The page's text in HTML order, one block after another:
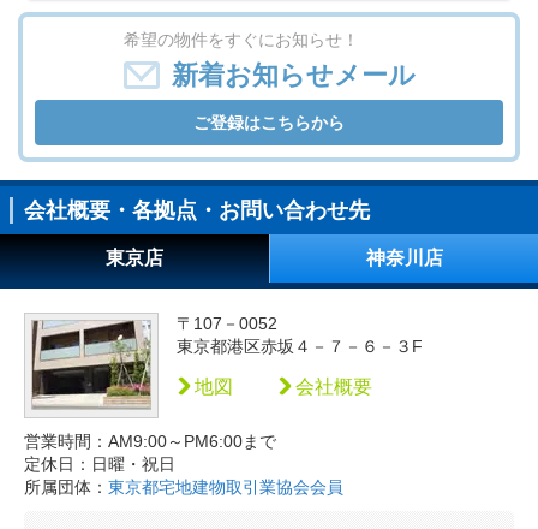
希望の物件をすぐにお知らせ！
新着お知らせメール
ご登録はこちらから
会社概要・各拠点・お問い合わせ先
東京店 神奈川店
〒107－0052
東京都港区赤坂４－７－６－３F
地図 会社概要
営業時間：AM9:00～PM6:00まで
定休日：日曜・祝日
所属団体： 東京都宅地建物取引業協会会員